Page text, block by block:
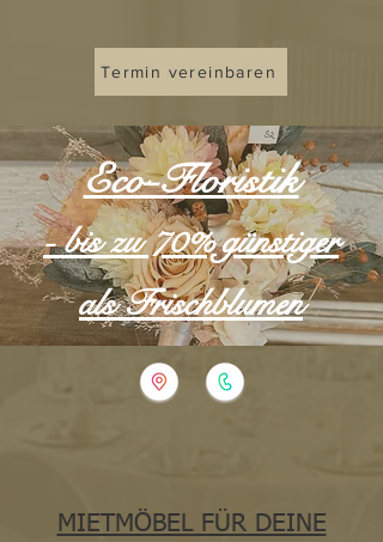
Eco-Floristik
- bis zu 70% günstiger
als Frischblumen
Termin vereinbaren
MIETMÖBEL FÜR DEINE